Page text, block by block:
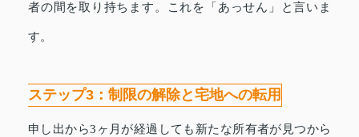
者の間を取り持ちます。これを「あっせん」と言いま
す。
ステップ3：制限の解除と宅地への転用
申し出から3ヶ月が経過しても新たな所有者が見つから